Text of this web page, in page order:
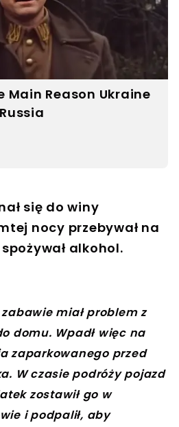
się do winy
nocy przebywał na
alkohol.
miał problem z
domu. Wpadł więc na
zaparkowanego przed
W czasie podróży pojazd
zostawił go w
i podpalił, aby